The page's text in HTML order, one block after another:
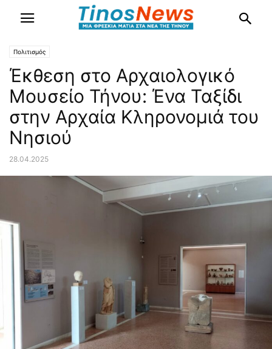
Πολιτισμός
Έκθεση στο Αρχαιολογικό
Μουσείο Τήνου: Ένα Ταξίδι
στην Αρχαία Κληρονομιά του
Νησιού
28.04.2025